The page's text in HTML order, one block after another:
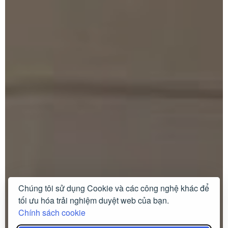
Chúng tôi sử dụng Cookie và các công nghệ khác để
tối ưu hóa trải nghiệm duyệt web của bạn.
Chính sách cookie